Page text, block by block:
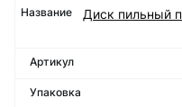
Диск пильный